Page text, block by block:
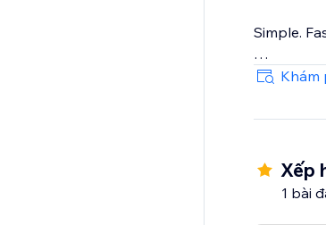
Simple.
InstallKhám
Xếp
1 bài